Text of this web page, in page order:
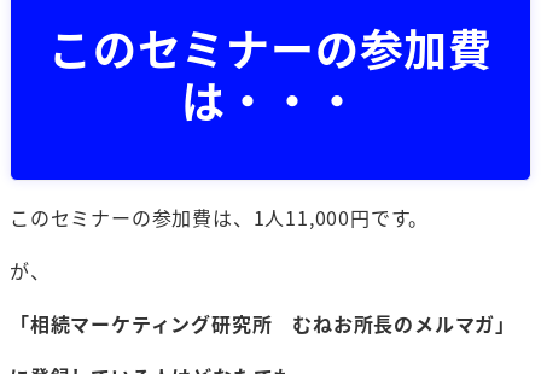
このセミナーの参加費
は・・・
このセミナーの参加費は、1人11,000円です。
が、
「相続マーケティング研究所 むねお所長のメルマガ」